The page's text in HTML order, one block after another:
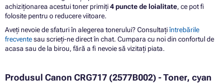
achiziționarea acestui toner primiți4 puncte de loialitate, ce pot fi
folosite pentru o reducere viitoare.
Aveți nevoie de sfaturi în alegerea tonerului? Consultațiîntrebările
frecventesau scrieți-ne direct în chat. Cumpara cu noi din confortul de
acasa sau de la birou, fără a fi nevoie să vizitați piata.
Produsul Canon CRG717 (2577B002) - Toner, cyan